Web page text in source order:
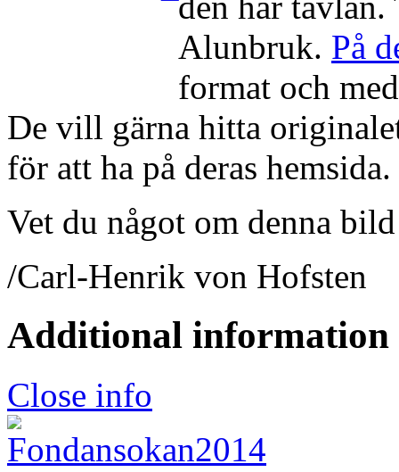
Alunbruk. På
format och
De vill gärna hitta
för att ha på deras hemsida.
Vet du något om denna
/Carl-Henrik von Hofsten
Additional information
Close info